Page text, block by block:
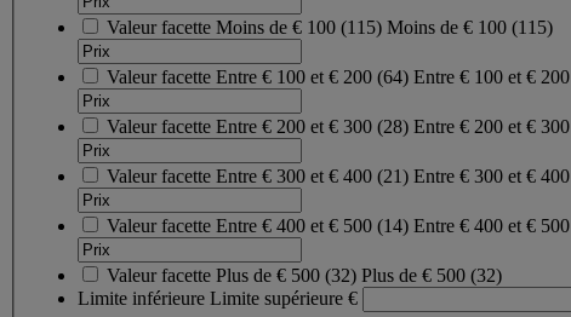
Valeur facette Moins de € 100 (115) Moins de € 100 (115)
Valeur facette Entre € 100 et € 200 (64) Entre € 100 et € 200
Valeur facette Entre € 200 et € 300 (28) Entre € 200 et € 300
Valeur facette Entre € 300 et € 400 (21) Entre € 300 et € 400
Valeur facette Entre € 400 et € 500 (14) Entre € 400 et € 500
Valeur facette Plus de € 500 (32) Plus de € 500 (32)
Limite inférieure Limite supérieure €